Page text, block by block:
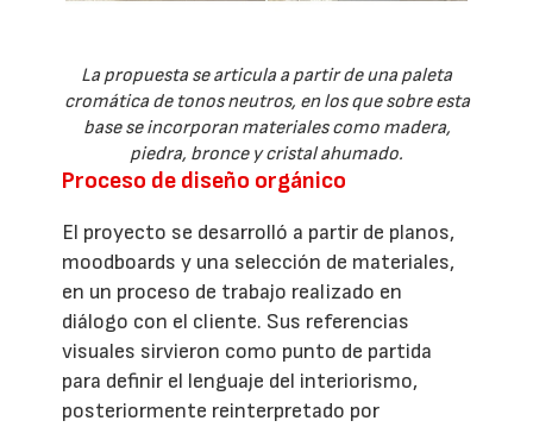
La propuesta se articula a partir de una paleta
cromática de tonos neutros, en los que sobre esta
base se incorporan materiales como madera,
piedra, bronce y cristal ahumado.
Proceso de diseño orgánico
El proyecto se desarrolló a partir de planos,
moodboards y una selección de materiales,
en un proceso de trabajo realizado en
diálogo con el cliente. Sus referencias
visuales sirvieron como punto de partida
para definir el lenguaje del interiorismo,
posteriormente reinterpretado por